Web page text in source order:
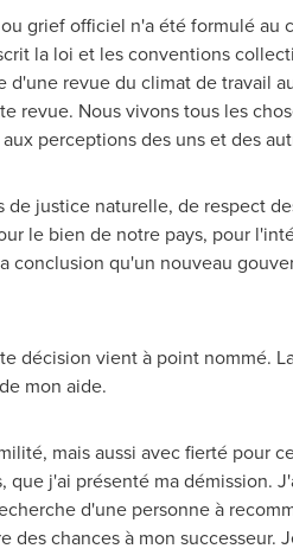
grief officiel n'a été formulé
la loi et les conventions
revue du climat de travail
revue. Nous vivons tous les
perceptions des uns et des
justice naturelle, de respect
le bien de notre pays, pour
conclusion qu'un nouveau
décision vient à point nommé.
mon aide.
mais aussi avec fierté pour
que j'ai présenté ma démission.
d'une personne à
chances à mon successeur.